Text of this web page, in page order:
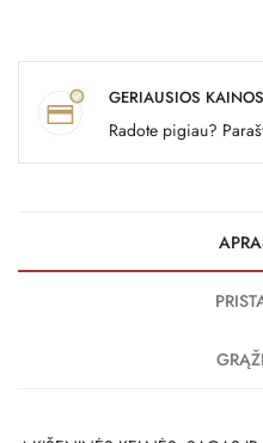
GERIAUSIOS
Radote pigiau?